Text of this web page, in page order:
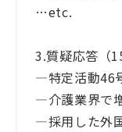
…etc.
3.質疑応答（
―特定活動46
―介護業界で
―採用した外